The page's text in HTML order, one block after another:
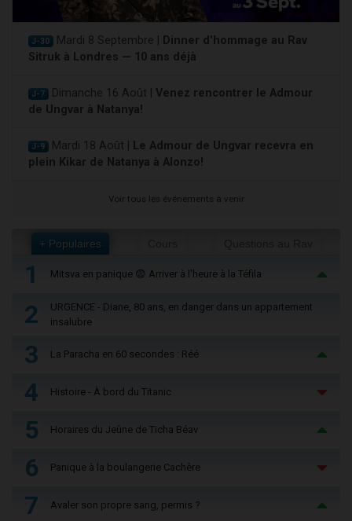
J-30 Mardi 8 Septembre |
Dinner d'hommage au Rav
Sitruk à Londres — 10 ans déjà
J-7 Dimanche 16 Août | Venez rencontrer le Admour
de Ungvar à Natanya!
J-9 Mardi 18 Août |
Le Admour de Ungvar recevra en
plein Kikar de Natanya à Alonzo!
Voir tous les événements à venir
+ Populaires
1 Mitsva en panique 😨 Arriver à l'heure à la Téfila
2
URGENCE - Diane, 80 ans, en danger dans un appartement
insalubre
3 La Paracha en 60 secondes : Réé
4 Histoire - À bord du Titanic
5 Horaires du Jeûne de Ticha Béav
6 Panique à la boulangerie Cachère
7 Avaler son propre sang, permis ?